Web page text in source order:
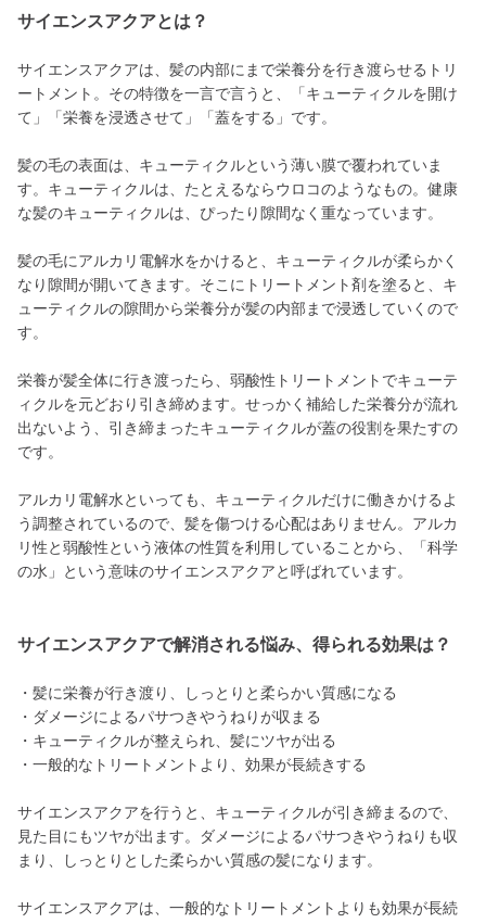
サイエンスアクアとは？
サイエンスアクアは、髪の内部にまで栄養分を行き渡らせるトリ
ートメント。その特徴を一言で言うと、「キューティクルを開け
て」「栄養を浸透させて」「蓋をする」です。
髪の毛の表面は、キューティクルという薄い膜で覆われていま
す。キューティクルは、たとえるならウロコのようなもの。健康
な髪のキューティクルは、ぴったり隙間なく重なっています。
髪の毛にアルカリ電解水をかけると、キューティクルが柔らかく
なり隙間が開いてきます。そこにトリートメント剤を塗ると、キ
ューティクルの隙間から栄養分が髪の内部まで浸透していくので
す。
栄養が髪全体に行き渡ったら、弱酸性トリートメントでキューテ
ィクルを元どおり引き締めます。せっかく補給した栄養分が流れ
出ないよう、引き締まったキューティクルが蓋の役割を果たすの
です。
アルカリ電解水といっても、キューティクルだけに働きかけるよ
う調整されているので、髪を傷つける心配はありません。アルカ
リ性と弱酸性という液体の性質を利用していることから、「科学
の水」という意味のサイエンスアクアと呼ばれています。
サイエンスアクアで解消される悩み、得られる効果は？
・髪に栄養が行き渡り、しっとりと柔らかい質感になる
・ダメージによるパサつきやうねりが収まる
・キューティクルが整えられ、髪にツヤが出る
・一般的なトリートメントより、効果が長続きする
サイエンスアクアを行うと、キューティクルが引き締まるので、
見た目にもツヤが出ます。ダメージによるパサつきやうねりも収
まり、しっとりとした柔らかい質感の髪になります。
サイエンスアクアは、一般的なトリートメントよりも効果が長続